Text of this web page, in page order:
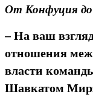
От Конфуция
– На ваш
отношения
власти
Шавкатом